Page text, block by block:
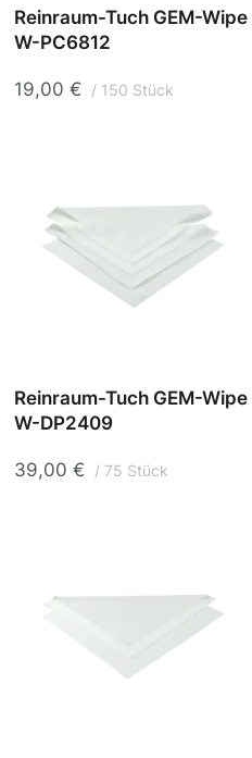
Reinraum-Tuch GEM-Wipe
W-PC6812
19,00 € 150 Stück
Reinraum-Tuch GEM-Wipe
W-DP2409
39,00 € 75 Stück